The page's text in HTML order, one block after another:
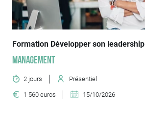
Formation Développer son leadership
Management
2 jours Présentiel
1 560 euros 15/10/2026